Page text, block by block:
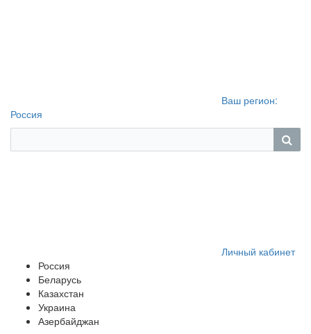
Ваш регион:
Россия
Личный кабинет
Россия
Беларусь
Казахстан
Украина
Азербайджан